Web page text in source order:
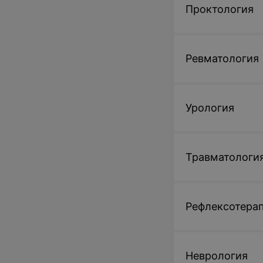
Проктология
Ревматология
Урология
Неврология